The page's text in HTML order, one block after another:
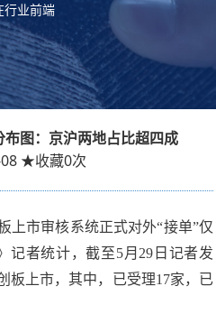
行业前端
图：京沪两地占比超四成
★收藏0次
上市审核系统正式对外“接单”仅
记者统计，截至5月29日记者发
板上市，其中，已受理17家，已